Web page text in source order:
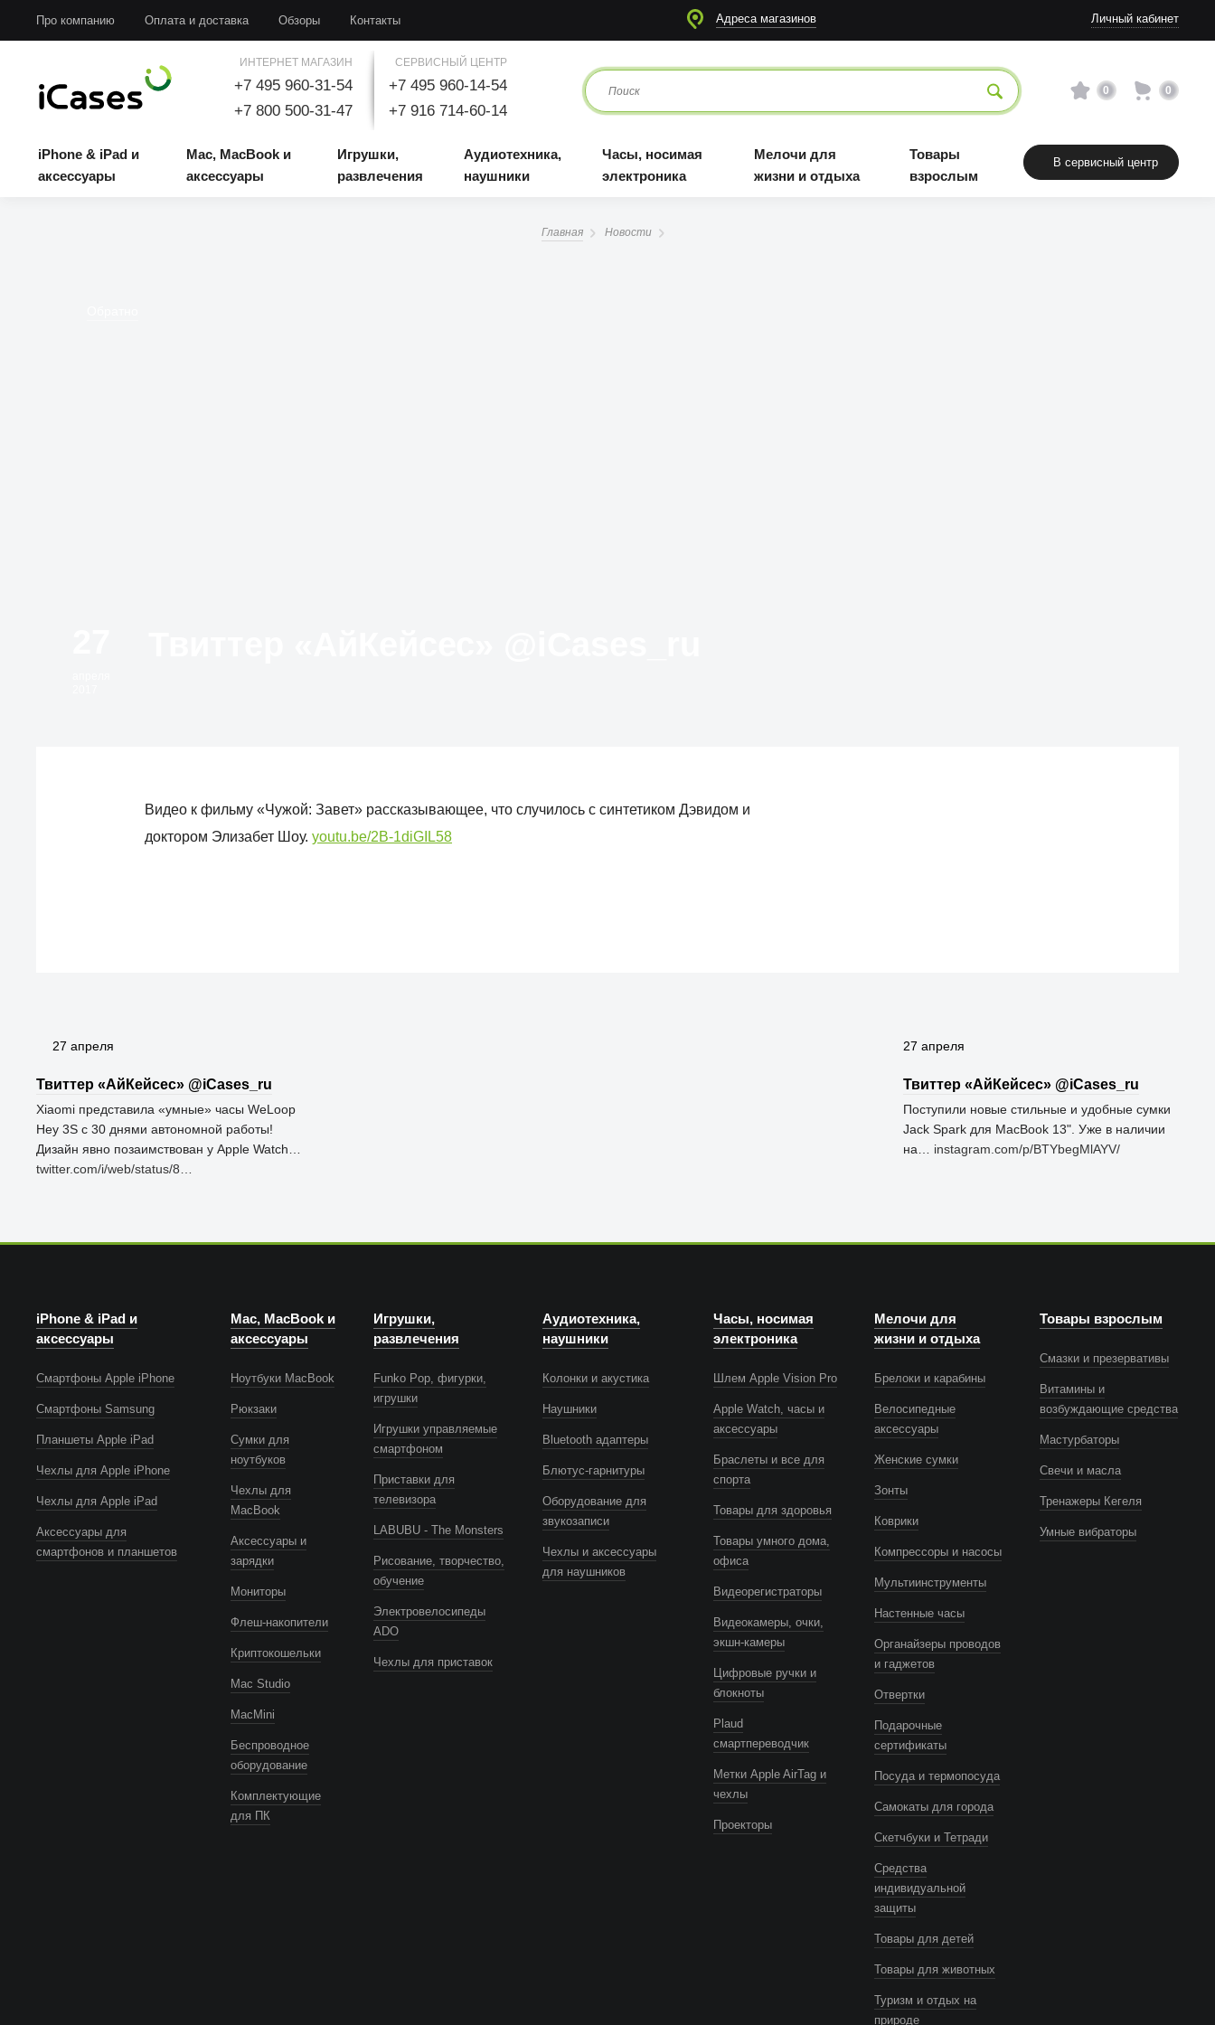
Про компанию Оплата и доставка Обзоры Контакты Адреса магазинов Личный кабинет
ИНТЕРНЕТ МАГАЗИН
+7 495 960-31-54
+7 800 500-31-47
СЕРВИСНЫЙ ЦЕНТР
+7 495 960-14-54
+7 916 714-60-14
0 0
iPhone & iPad и
аксессуары
Mac, MacBook и
аксессуары
Игрушки,
развлечения
Аудиотехника,
наушники
Часы, носимая
электроника
Мелочи для
жизни и отдыха
Товары
взрослым
В сервисный центр
Главная Новости
Видео к фильму «Чужой: Завет» рассказывающее, что случилось с синтетиком Дэвидом и
доктором Элизабет Шоу. youtu.be/2B-1diGIL58
27 апреля
Твиттер «АйКейсес» ‏@iCases_ru
Поступили новые стильные и удобные сумки
Jack Spark для MacBook 13". Уже в наличии
на… instagram.com/p/BTYbegMlAYV/
27 апреля
Твиттер «АйКейсес» ‏@iCases_ru
Xiaomi представила «умные» часы WeLoop
Hey 3S с 30 днями автономной работы!
Дизайн явно позаимствован у Apple Watch…
twitter.com/i/web/status/8…
iPhone & iPad и
аксессуары
Смартфоны Apple iPhone
Смартфоны Samsung
Планшеты Apple iPad
Чехлы для Apple iPhone
Чехлы для Apple iPad
Аксессуары для
смартфонов и планшетов
Mac, MacBook и
аксессуары
Ноутбуки MacBook
Рюкзаки
Сумки для
ноутбуков
Чехлы для
MacBook
Аксессуары и
зарядки
Мониторы
Флеш-накопители
Криптокошельки
Mac Studio
MacMini
Беспроводное
оборудование
Комплектующие
для ПК
Игрушки,
развлечения
Funko Pop, фигурки,
игрушки
Игрушки управляемые
смартфоном
Приставки для
телевизора
LABUBU - The Monsters
Рисование, творчество,
обучение
Электровелосипеды
ADO
Чехлы для приставок
Аудиотехника,
наушники
Колонки и акустика
Наушники
Bluetooth адаптеры
Блютус-гарнитуры
Оборудование для
звукозаписи
Чехлы и аксессуары
для наушников
Часы, носимая
электроника
Шлем Apple Vision Pro
Apple Watch, часы и
аксессуары
Браслеты и все для
спорта
Товары для здоровья
Товары умного дома,
офиса
Видеорегистраторы
Видеокамеры, очки,
экшн-камеры
Цифровые ручки и
блокноты
Plaud
смартпереводчик
Метки Apple AirTag и
чехлы
Проекторы
Мелочи для
жизни и отдыха
Брелоки и карабины
Велосипедные
аксессуары
Женские сумки
Зонты
Коврики
Компрессоры и насосы
Мультиинструменты
Настенные часы
Органайзеры проводов
и гаджетов
Отвертки
Подарочные
сертификаты
Посуда и термопосуда
Самокаты для города
Скетчбуки и Тетради
Средства
индивидуальной
защиты
Товары для детей
Товары для животных
Туризм и отдых на
природе
Товары взрослым
Смазки и презервативы
Витамины и
возбуждающие средства
Мастурбаторы
Свечи и масла
Тренажеры Кегеля
Умные вибраторы